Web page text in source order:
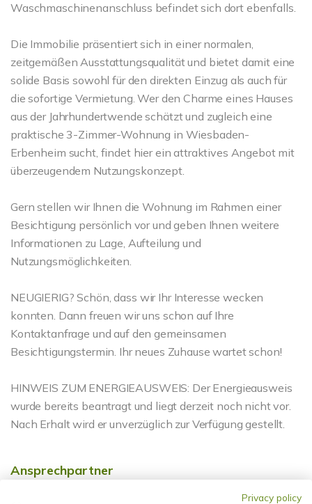
Waschmaschinenanschluss befindet sich dort ebenfalls.
Die Immobilie präsentiert sich in einer normalen,
zeitgemäßen Ausstattungsqualität und bietet damit eine
solide Basis sowohl für den direkten Einzug als auch für
die sofortige Vermietung. Wer den Charme eines Hauses
aus der Jahrhundertwende schätzt und zugleich eine
praktische 3-Zimmer-Wohnung in Wiesbaden-
Erbenheim sucht, findet hier ein attraktives Angebot mit
überzeugendem Nutzungskonzept.
Gern stellen wir Ihnen die Wohnung im Rahmen einer
Besichtigung persönlich vor und geben Ihnen weitere
Informationen zu Lage, Aufteilung und
Nutzungsmöglichkeiten.
NEUGIERIG? Schön, dass wir Ihr Interesse wecken
konnten. Dann freuen wir uns schon auf Ihre
Kontaktanfrage und auf den gemeinsamen
Besichtigungstermin. Ihr neues Zuhause wartet schon!
HINWEIS ZUM ENERGIEAUSWEIS: Der Energieausweis
wurde bereits beantragt und liegt derzeit noch nicht vor.
Nach Erhalt wird er unverzüglich zur Verfügung gestellt.
Ansprechpartner
Privacy policy